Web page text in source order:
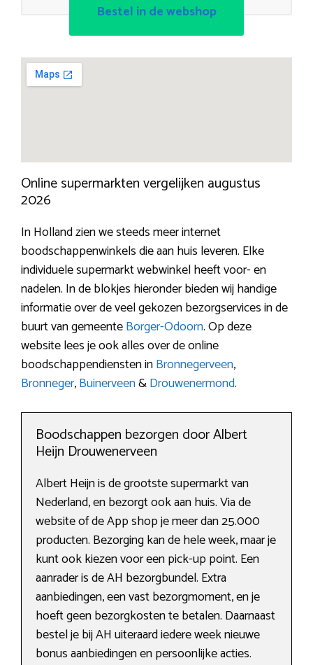
Bestel in de webshop
Online supermarkten vergelijken augustus
2026
In Holland zien we steeds meer internet
boodschappenwinkels die aan huis leveren. Elke
individuele supermarkt webwinkel heeft voor- en
nadelen. In de blokjes hieronder bieden wij handige
informatie over de veel gekozen bezorgservices in de
buurt van gemeenteBorger-Odoorn. Op deze
website lees je ook alles over de online
boodschappendiensten inBronnegerveen,
Bronneger,Buinerveen&Drouwenermond.
Boodschappen bezorgen door Albert
Heijn Drouwenerveen
Albert Heijn is de grootste supermarkt van
Nederland, en bezorgt ook aan huis. Via de
website of de App shop je meer dan 25.000
producten. Bezorging kan de hele week, maar je
kunt ook kiezen voor een pick-up point. Een
aanrader is de AH bezorgbundel. Extra
aanbiedingen, een vast bezorgmoment, en je
hoeft geen bezorgkosten te betalen. Daarnaast
bestel je bij AH uiteraard iedere week nieuwe
bonus aanbiedingen en persoonlijke acties.